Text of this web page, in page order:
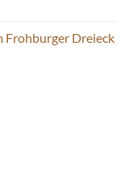
Frohburger Dreieck